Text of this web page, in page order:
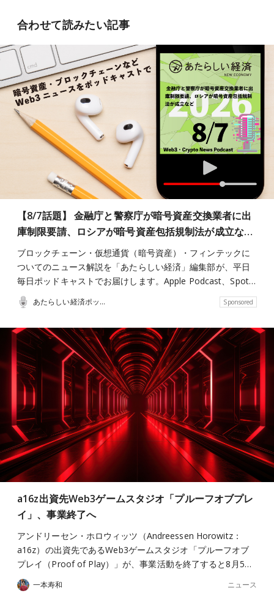
合わせて読みたい記事
【8/7話題】 金融庁と警察庁が暗号資産交換業者に出
庫制限要請、ロシアが暗号資産包括規制法が成立な…
ブロックチェーン・仮想通貨（暗号資産）・フィンテックに
ついてのニュース解説を「あたらしい経済」編集部が、平日
毎日ポッドキャストでお届けします。Apple Podcast、Spot…
あたらしい経済ポッドキャスト Sponsored
a16z出資先Web3ゲームスタジオ「プルーフオブプレ
イ」、事業終了へ
アンドリーセン・ホロウィッツ（Andreessen Horowitz：
a16z）の出資先であるWeb3ゲームスタジオ「プルーフオブ
プレイ（Proof of Play）」が、事業活動を終了すると8月5…
一本寿和 ニュース